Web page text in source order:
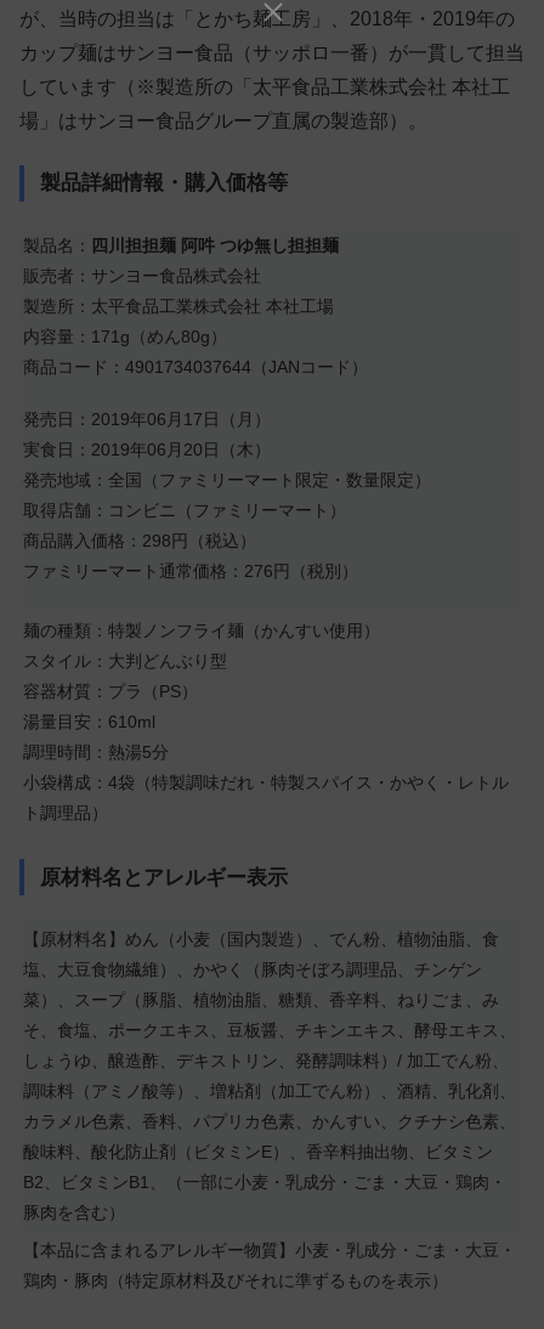
が、当時の担当は「とかち麺工房」、2018年・2019年の
カップ麺はサンヨー食品（サッポロ一番）が一貫して担当
しています（※製造所の「太平食品工業株式会社 本社工
場」はサンヨー食品グループ直属の製造部）。
製品詳細情報・購入価格等
製品名： 四川担担麺 阿吽 つゆ無し担担麺
販売者：サンヨー食品株式会社
製造所：太平食品工業株式会社 本社工場
内容量：171g（めん80g）
商品コード：4901734037644（JANコード）
発売日：2019年06月17日（月）
実食日：2019年06月20日（木）
発売地域：全国（ファミリーマート限定・数量限定）
取得店舗：コンビニ（ファミリーマート）
商品購入価格：298円（税込）
ファミリーマート通常価格：276円（税別）
麺の種類：特製ノンフライ麺（かんすい使用）
スタイル：大判どんぶり型
容器材質：プラ（PS）
湯量目安：610ml
調理時間：熱湯5分
小袋構成：4袋（特製調味だれ・特製スパイス・かやく・レトル
ト調理品）
原材料名とアレルギー表示
【原材料名】めん（小麦（国内製造）、でん粉、植物油脂、食
塩、大豆食物繊維）、かやく（豚肉そぼろ調理品、チンゲン
菜）、スープ（豚脂、植物油脂、糖類、香辛料、ねりごま、み
そ、食塩、ポークエキス、豆板醤、チキンエキス、酵母エキス、
しょうゆ、醸造酢、デキストリン、発酵調味料）/ 加工でん粉、
調味料（アミノ酸等）、増粘剤（加工でん粉）、酒精、乳化剤、
カラメル色素、香料、パプリカ色素、かんすい、クチナシ色素、
酸味料、酸化防止剤（ビタミンE）、香辛料抽出物、ビタミン
B2、ビタミンB1、（一部に小麦・乳成分・ごま・大豆・鶏肉・
豚肉を含む）
【本品に含まれるアレルギー物質】小麦・乳成分・ごま・大豆・
鶏肉・豚肉（特定原材料及びそれに準ずるものを表示）